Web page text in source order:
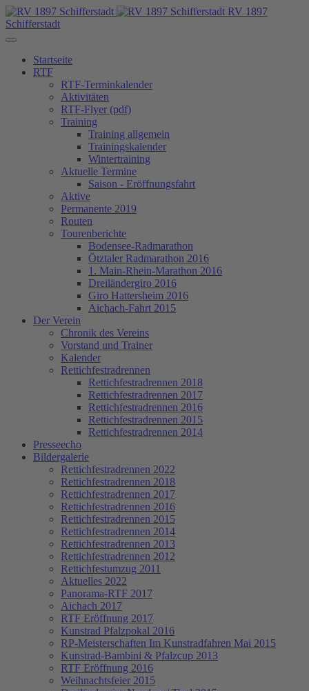
RV 1897
Schifferstadt
Startseite
RTF
RTF-Terminkalender
Aktivitäten
RTF-Flyer (pdf)
Training
Training allgemein
Trainingskalender
Wintertraining
Aktuelle Termine
Saison - Eröffnungsfahrt
Aktive
Permanente 2019
Routen
Tourenberichte
Bodensee-Radmarathon
Ötztaler Radmarathon 2016
1. Main-Rhein-Marathon 2016
Dreiländergiro 2016
Giro Hattersheim 2016
Aichach-Fahrt 2015
Der Verein
Chronik des Vereins
Vorstand und Trainer
Kalender
Rettichfestradrennen
Rettichfestradrennen 2018
Rettichfestradrennen 2017
Rettichfestradrennen 2016
Rettichfestradrennen 2015
Rettichfestradrennen 2014
Presseecho
Bildergalerie
Rettichfestradrennen 2022
Rettichfestradrennen 2018
Rettichfestradrennen 2017
Rettichfestradrennen 2016
Rettichfestradrennen 2015
Rettichfestradrennen 2014
Rettichfestradrennen 2013
Rettichfestradrennen 2012
Rettichfestumzug 2011
Aktuelles 2022
Panorama-RTF 2017
Aichach 2017
RTF Eröffnung 2017
Kunstrad Pfalzpokal 2016
RP-Meisterschaften Im Kunstradfahren Mai 2015
Kunstrad-Bambini & Pfalzcup 2013
RTF Eröffnung 2016
Weihnachtsfeier 2015